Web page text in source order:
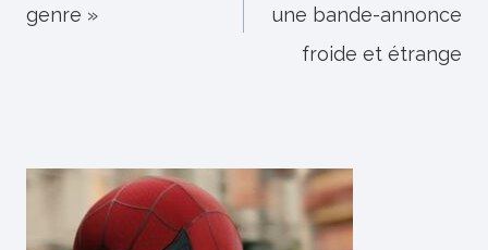
l’article
genre »
une bande-annonce
froide et étrange